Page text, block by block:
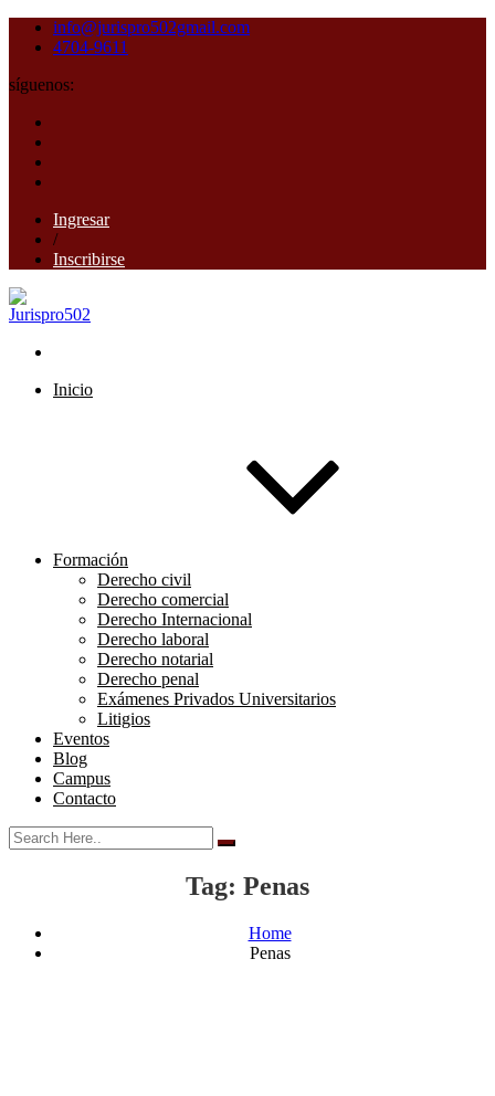
info@jurispro502gmail.com
4704-9611
síguenos:
Ingresar
/
Inscribirse
Inicio
Formación
Derecho civil
Derecho comercial
Derecho Internacional
Derecho laboral
Derecho notarial
Derecho penal
Exámenes Privados Universitarios
Litigios
Eventos
Blog
Campus
Contacto
Tag: Penas
Home
Penas